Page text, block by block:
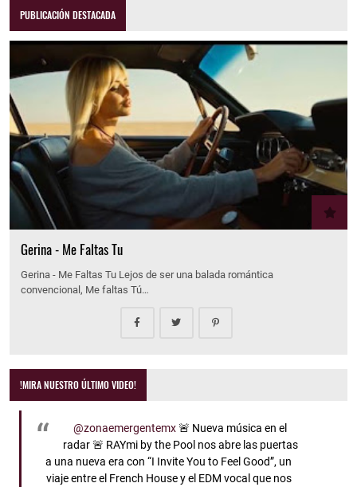
PUBLICACIÓN DESTACADA
Gerina - Me Faltas Tu
Gerina - Me Faltas Tu Lejos de ser una balada romántica
convencional, Me faltas Tú…
!MIRA NUESTRO ÚLTIMO VIDEO!
@zonaemergentemx🚨 Nueva música en el
radar 🚨 RAYmi by the Pool nos abre las puertas
a una nueva era con “I Invite You to Feel Good”, un
viaje entre el French House y el EDM vocal que nos